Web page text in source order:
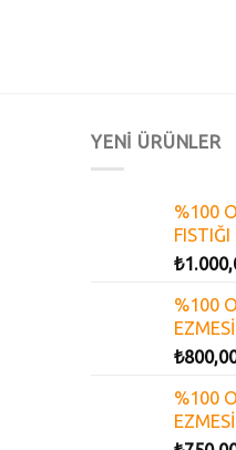
YENİ ÜRÜNLER
%100
FISTIĞI
₺
%100
EZMESİ
₺
%100
EZMESİ